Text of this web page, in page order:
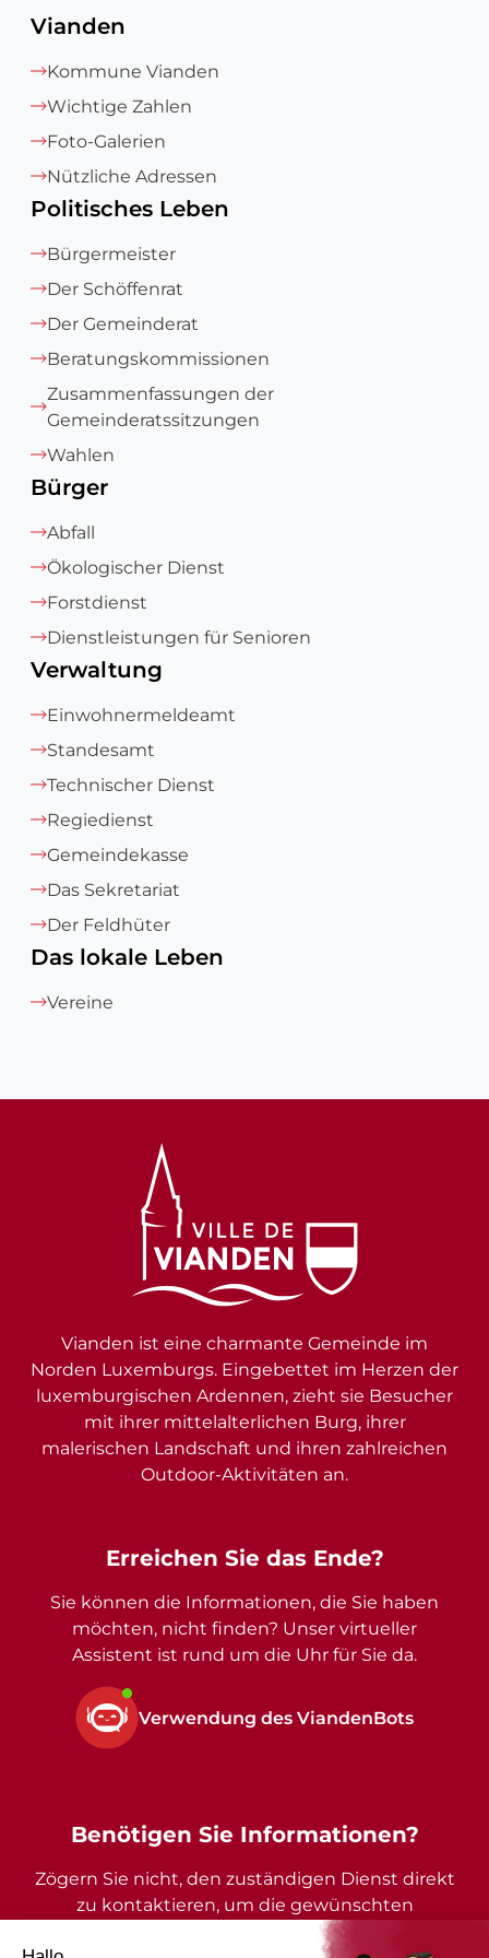
Vianden
Kommune Vianden
Wichtige Zahlen
Foto-Galerien
Nützliche Adressen
Politisches Leben
Bürgermeister
Der Schöffenrat
Der Gemeinderat
Beratungskommissionen
Zusammenfassungen der
Gemeinderatssitzungen
Wahlen
Bürger
Abfall
Ökologischer Dienst
Forstdienst
Dienstleistungen für Senioren
Verwaltung
Einwohnermeldeamt
Standesamt
Technischer Dienst
Regiedienst
Gemeindekasse
Das Sekretariat
Der Feldhüter
Das lokale Leben
Vereine
Erreichen Sie das Ende?
Sie können die Informationen, die Sie haben
möchten, nicht finden? Unser virtueller
Assistent ist rund um die Uhr für Sie da.
Verwendung des ViandenBots
Vianden ist eine charmante Gemeinde im
Norden Luxemburgs. Eingebettet im Herzen der
luxemburgischen Ardennen, zieht sie Besucher
mit ihrer mittelalterlichen Burg, ihrer
malerischen Landschaft und ihren zahlreichen
Outdoor-Aktivitäten an.
Benötigen Sie Informationen?
Zögern Sie nicht, den zuständigen Dienst direkt
zu kontaktieren, um die gewünschten
Auskünfte zu erhalten.